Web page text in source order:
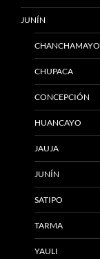
JUNÍN
CHANCHAMAYO
CHUPACA
CONCEPCIÓN
HUANCAYO
JAUJA
JUNÍN
SATIPO
TARMA
YAULI